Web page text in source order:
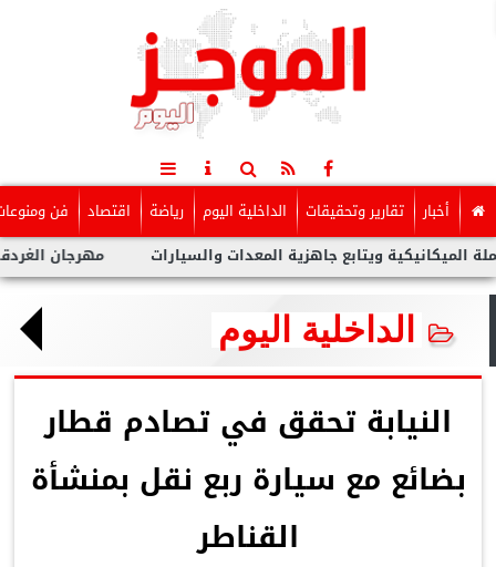
أخبار تقارير وتحقيقات الداخلية اليوم رياضة اقتصاد فن
مهرجان الغردقة لسينما ويتابع جاهزية المعدات والسيارات
الداخلية اليوم
النيابة تحقق في تصادم قطار
بضائع مع سيارة ربع نقل بمنشأة
القناطر